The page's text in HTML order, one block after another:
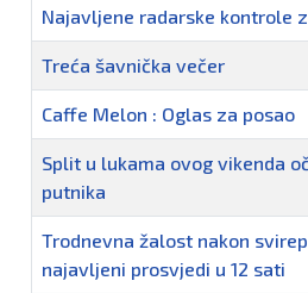
Najavljene radarske kontrole
Treća šavnička večer
Caffe Melon : Oglas za posao
Split u lukama ovog vikenda
putnika
Trodnevna žalost nakon
najavljeni prosvjedi u 12 sati